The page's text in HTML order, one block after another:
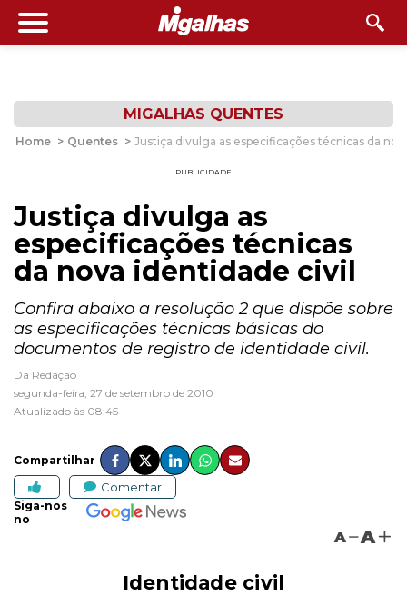
MIGALHAS QUENTES
Home > Quentes > Justiça divulga as especificações técnicas da
PUBLICIDADE
Justiça divulga as
especificações técnicas
da nova identidade civil
Confira abaixo a resolução 2 que dispõe sobre
as especificações técnicas básicas do
documentos de registro de identidade civil.
Da Redação
segunda-feira, 27 de setembro de 2010
Atualizado às 08:45
Compartilhar
Comentar
Siga-nos
no
A A
Identidade civil